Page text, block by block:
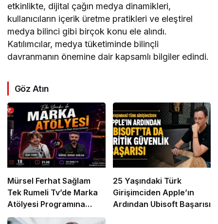
etkinlikte, dijital çağın medya dinamikleri,
kullanıcıların içerik üretme pratikleri ve eleştirel
medya bilinci gibi birçok konu ele alındı.
Katılımcılar, medya tüketiminde bilinçli
davranmanın önemine dair kapsamlı bilgiler edindi.
Göz Atın
Mürsel Ferhat Sağlam
Tek Rumeli Tv’de Marka
Atölyesi Programına
Konuk Oldu
25 Yaşındaki Türk
Girişimciden Apple’ın
Ardından Ubisoft Başarısı